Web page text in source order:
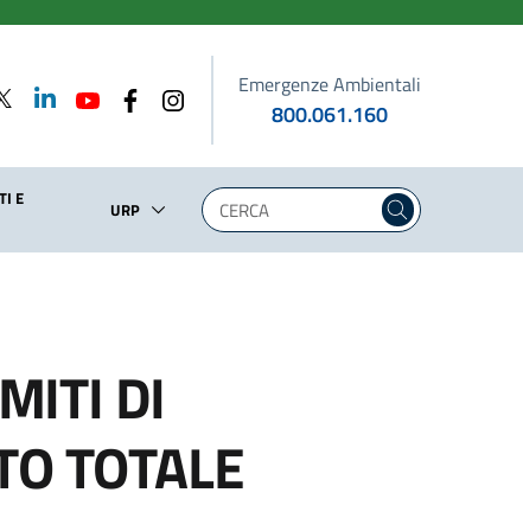
Emergenze Ambientali
800.061.160
E
URP
DI
TOTALE